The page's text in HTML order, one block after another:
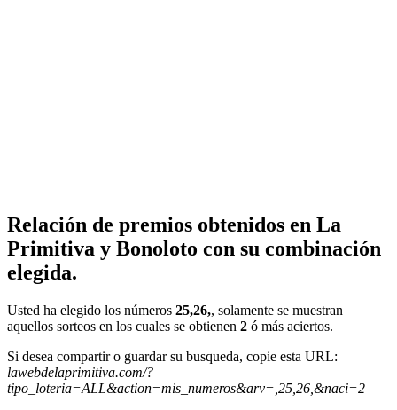
Relación de premios obtenidos en La
Primitiva y Bonoloto con su combinación
elegida.
Usted ha elegido los números 25,26,, solamente se muestran
aquellos sorteos en los cuales se obtienen 2 ó más aciertos.
Si desea compartir o guardar su busqueda, copie esta URL:
lawebdelaprimitiva.com/?
tipo_loteria=ALL&action=mis_numeros&arv=,25,26,&naci=2